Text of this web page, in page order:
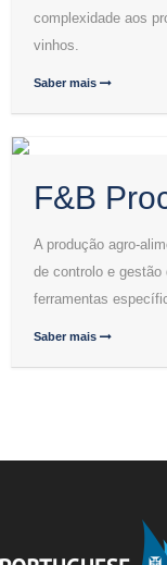
complexidade aos
vinhos.
Saber mais
F&B
A produção agro-
de controlo e gestão
ferramentas
Saber mais